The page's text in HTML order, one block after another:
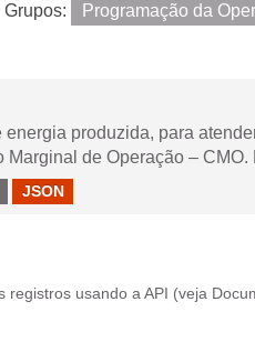
Grupos: Programação da
produzida, para
de Operação – CMO.
JSON
registros usando aAPI (veja